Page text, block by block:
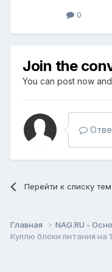
0
Join the
You can post now
Перейти к списку тем
Главная NAG.RU -
Куплю блоки питания на